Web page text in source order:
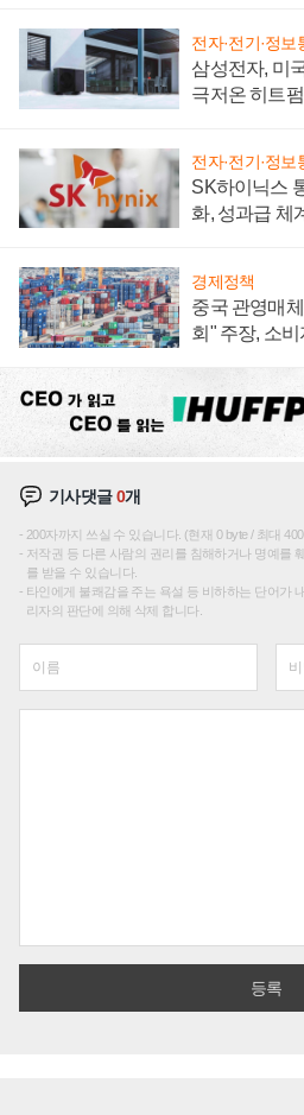
전자·전기·정보
삼성전자, 미
극저온 히트
전자·전기·정보
SK하이닉스
화, 성과급 체
경제정책
중국 관영매
회" 주장, 소
기사댓글0개
200자까지 쓰실 수 있습니다. (현재 0 byte / 최대
저작권 등 다른 사람의 권리를 침해하거나 명예를
를 받을 수 있습니다.
타인에게 불쾌감을 주는 욕설 등 비하하는 단어가
리자의 판단에 의해 삭제 합니다.